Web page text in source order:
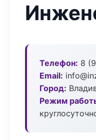
Телефон: 8
Email:
Город:
Режим